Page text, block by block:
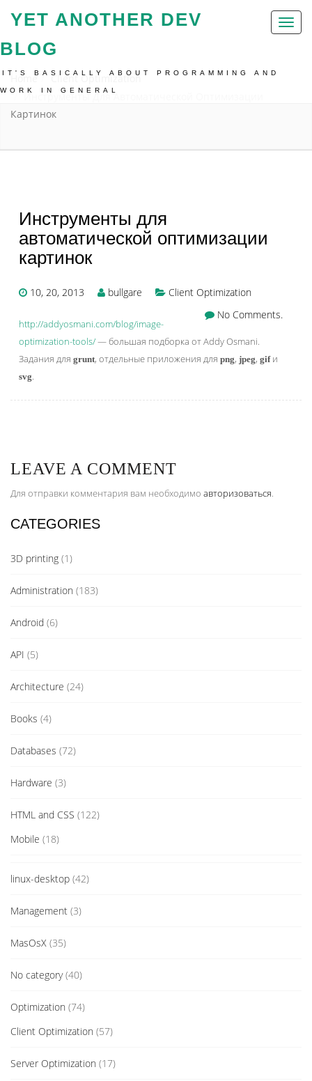
Toggle
YET ANOTHER DEV
BLOG
IT'S BASICALLY ABOUT PROGRAMMING AND
WORK IN GENERAL
Home
Client Optimization
Инструменты Для Автоматической Оптимизации
Картинок
Инструменты для
автоматической оптимизации
картинок
10, 20, 2013 bullgare
Client Optimization
No Comments.
http://addyosmani.com/blog/image-
optimization-tools/— большая подборка от Addy Osmani.
Задания для grunt, отдельные приложения для png, jpeg, gif и
svg.
LEAVE A COMMENT
Для отправки комментария вам необходимо авторизоваться.
CATEGORIES
3D printing (1)
Administration (183)
Android (6)
API (5)
Architecture (24)
Books (4)
Databases (72)
Hardware (3)
HTML and CSS (122)
Mobile (18)
linux-desktop (42)
Management (3)
MasOsX (35)
No category(40)
Optimization (74)
Client Optimization (57)
Server Optimization (17)